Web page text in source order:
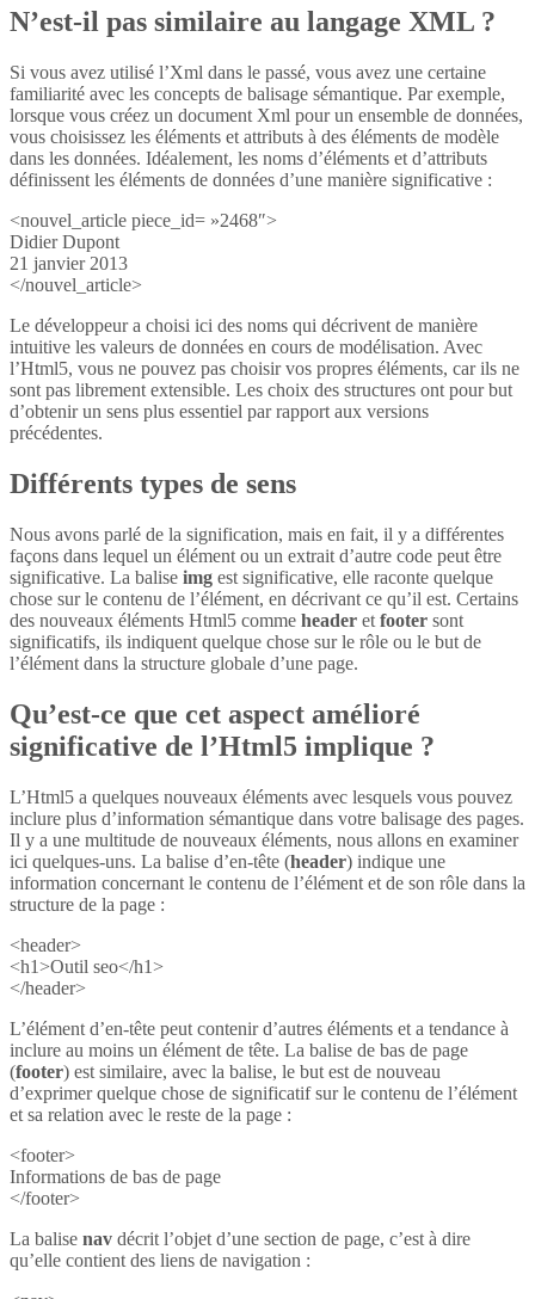
N’est-il pas similaire au langage XML ?
Si vous avez utilisé l’Xml dans le passé, vous avez une certaine
familiarité avec les concepts de balisage sémantique. Par exemple,
lorsque vous créez un document Xml pour un ensemble de données,
vous choisissez les éléments et attributs à des éléments de modèle
dans les données. Idéalement, les noms d’éléments et d’attributs
définissent les éléments de données d’une manière significative :
<nouvel_article piece_id= »2468″>
Didier Dupont
21 janvier 2013
</nouvel_article>
Le développeur a choisi ici des noms qui décrivent de manière
intuitive les valeurs de données en cours de modélisation. Avec
l’Html5, vous ne pouvez pas choisir vos propres éléments, car ils ne
sont pas librement extensible. Les choix des structures ont pour but
d’obtenir un sens plus essentiel par rapport aux versions
précédentes.
Différents types de sens
Nous avons parlé de la signification, mais en fait, il y a différentes
façons dans lequel un élément ou un extrait d’autre code peut être
significative. La balise img est significative, elle raconte quelque
chose sur le contenu de l’élément, en décrivant ce qu’il est. Certains
des nouveaux éléments Html5 comme header et footer sont
significatifs, ils indiquent quelque chose sur le rôle ou le but de
l’élément dans la structure globale d’une page.
Qu’est-ce que cet aspect amélioré
significative de l’Html5 implique ?
L’Html5 a quelques nouveaux éléments avec lesquels vous pouvez
inclure plus d’information sémantique dans votre balisage des pages.
Il y a une multitude de nouveaux éléments, nous allons en examiner
ici quelques-uns. La balise d’en-tête (header) indique une
information concernant le contenu de l’élément et de son rôle dans la
structure de la page :
<header>
<h1>Outil seo</h1>
</header>
L’élément d’en-tête peut contenir d’autres éléments et a tendance à
inclure au moins un élément de tête. La balise de bas de page
(footer) est similaire, avec la balise, le but est de nouveau
d’exprimer quelque chose de significatif sur le contenu de l’élément
et sa relation avec le reste de la page :
<footer>
Informations de bas de page
</footer>
La balise nav décrit l’objet d’une section de page, c’est à dire
qu’elle contient des liens de navigation :